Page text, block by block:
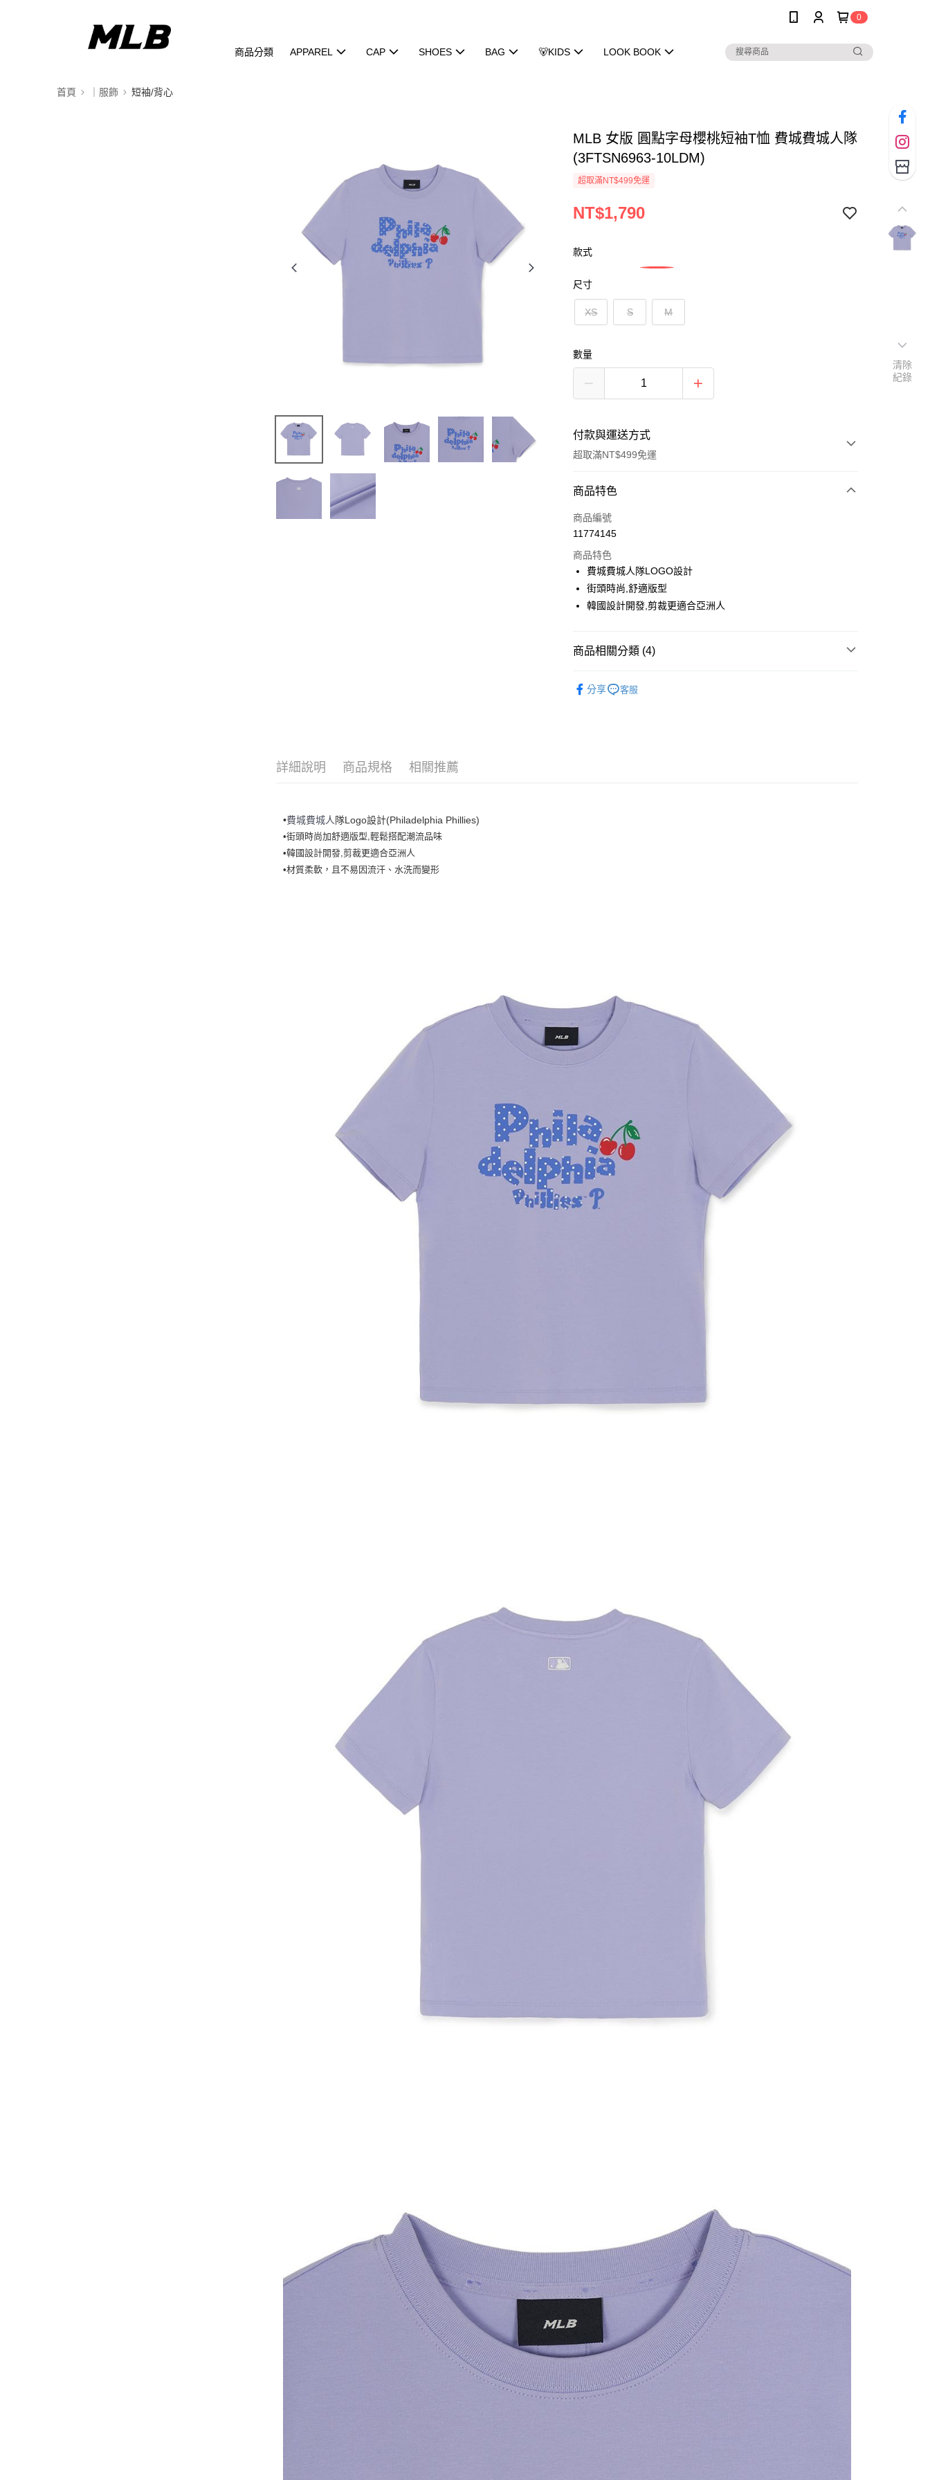
0
商品分類 APPAREL CAP SHOES BAG 🐻KIDS LOOK BOOK
首頁 ｜服飾 短袖/背心
MLB 女版 圓點字母櫻桃短袖T恤 費城費城人隊
(3FTSN6963-10LDM)
超取滿NT$499免運
NT$1,790
款式
尺寸
XS S M
數量
付款與運送方式
超取滿NT$499免運
付款方式
信用卡一次付款
LINE Pay
Apple Pay
悠遊付
運送方式
商品特色
商品編號
11774145
商品特色
費城費城人隊LOGO設計
街頭時尚,舒適版型
韓國設計開發,剪裁更適合亞洲人
商品相關分類 (4)
分享 客服
詳細說明 商品規格 相關推薦
•費城費城人隊Logo設計(Philadelphia Phillies)
•街頭時尚加舒適版型,輕鬆搭配潮流品味
•韓國設計開發,剪裁更適合亞洲人
•材質柔軟，且不易因流汗、水洗而變形
清除
紀錄